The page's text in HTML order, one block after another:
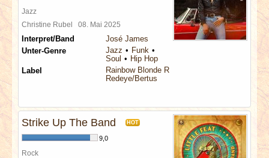
Jazz
Christine Rubel 08. Mai 2025
Interpret/Band
José James
Unter-Genre
Jazz
Funk
Soul
Hip Hop
Label
Rainbow Blonde Records
Redeye/Bertus
Strike Up The Band HOT
9,0
Rock